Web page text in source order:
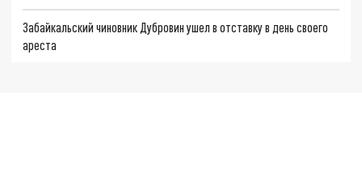
Забайкальский чиновник Дубровин ушел в отставку в день своего
ареста